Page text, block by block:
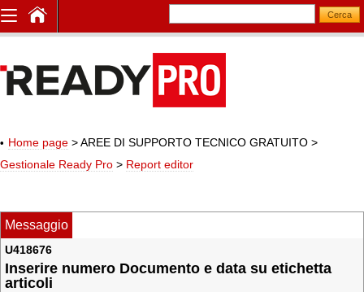
Home page > AREE DI SUPPORTO TECNICO GRATUITO >
Gestionale Ready Pro > Report editor
Messaggio
U418676
Inserire numero Documento e data su etichetta
articoli